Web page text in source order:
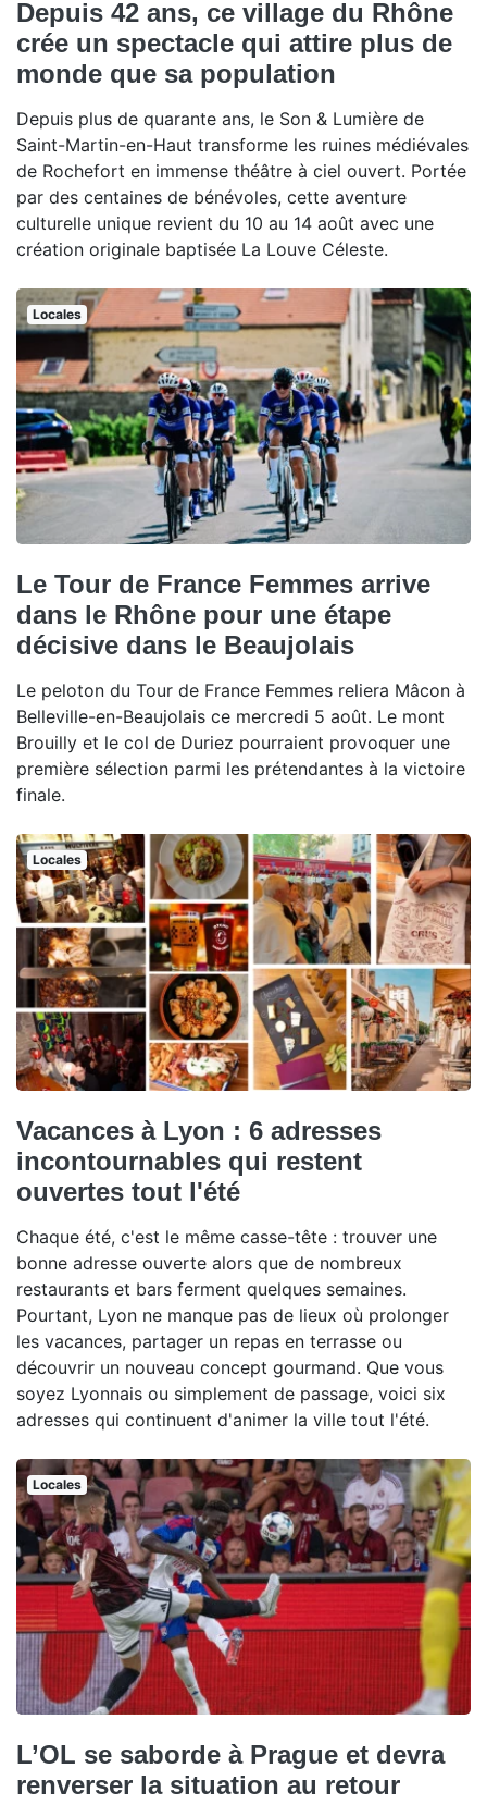
Depuis 42 ans, ce village du Rhône
crée un spectacle qui attire plus de
monde que sa population
Depuis plus de quarante ans, le Son & Lumière de
Saint-Martin-en-Haut transforme les ruines médiévales
de Rochefort en immense théâtre à ciel ouvert. Portée
par des centaines de bénévoles, cette aventure
culturelle unique revient du 10 au 14 août avec une
création originale baptisée La Louve Céleste.
Locales
Le Tour de France Femmes arrive
dans le Rhône pour une étape
décisive dans le Beaujolais
Le peloton du Tour de France Femmes reliera Mâcon à
Belleville-en-Beaujolais ce mercredi 5 août. Le mont
Brouilly et le col de Duriez pourraient provoquer une
première sélection parmi les prétendantes à la victoire
finale.
Locales
Vacances à Lyon : 6 adresses
incontournables qui restent
ouvertes tout l'été
Chaque été, c'est le même casse-tête : trouver une
bonne adresse ouverte alors que de nombreux
restaurants et bars ferment quelques semaines.
Pourtant, Lyon ne manque pas de lieux où prolonger
les vacances, partager un repas en terrasse ou
découvrir un nouveau concept gourmand. Que vous
soyez Lyonnais ou simplement de passage, voici six
adresses qui continuent d'animer la ville tout l'été.
Locales
L’OL se saborde à Prague et devra
renverser la situation au retour